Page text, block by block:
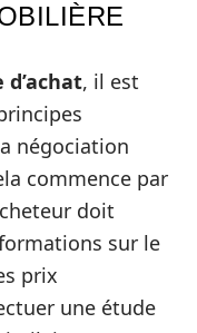
, il est
négociation
commence par
doit
sur le
prix
une étude